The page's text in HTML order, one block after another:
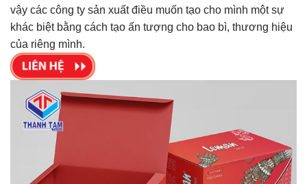
vậy các công ty sản xuất điều muốn tạo cho mình một sự
khác biệt bằng cách tạo ấn tượng cho bao bì, thương hiệu
của riêng mình.